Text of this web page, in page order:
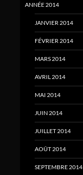
ANNÉE 2014
JANVIER 2014
FÉVRIER 2014
MARS 2014
AVRIL 2014
MAI 2014
JUIN 2014
JUILLET 2014
AOÛT 2014
SEPTEMBRE 2014